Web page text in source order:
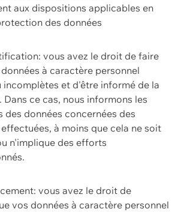
aux dispositions applicables en
des données
vous avez le droit de faire
à caractère personnel
incomplètes et d'être informé de la
ce cas, nous informons les
des données concernées des
à moins que cela ne soit
n'implique des efforts
vous avez le droit de
vos données à caractère personnel